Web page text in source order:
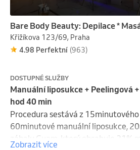
Křižíkova 123/69, Praha
4.98 Perfektní (963)
DOSTUPNÉ SLUŽBY
Manuální liposukce + Peelingová
hod 40 min
Procedura sestává z
60minutové manuální liposukce,
zábalu Guam, který obsahuje 21%
Zobrazit více